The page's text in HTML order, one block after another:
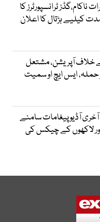
ٹرانسپورٹرز کا
کیلیے ہڑتال کا اعلان
خلاف آپریشن، مشتعل
حملہ، ایس ایچ او سمیت
آڈیو پیغامات سامنے
لاکھوں کے چیکس کی